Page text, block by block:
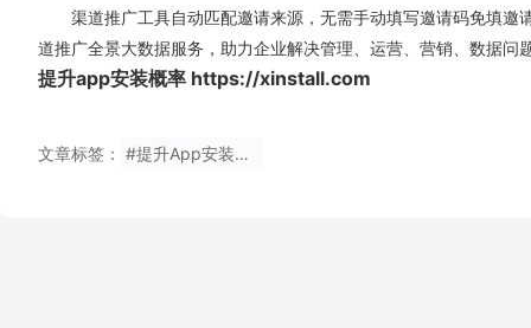
渠道推广工具自动匹配邀请来源，无需手动填写邀请码免填邀
道推广全景大数据服务，助力企业解决管理、运营、营销、数据问
提升app安装概率 https://xinstall.com
文章标签： #提升App安装概率